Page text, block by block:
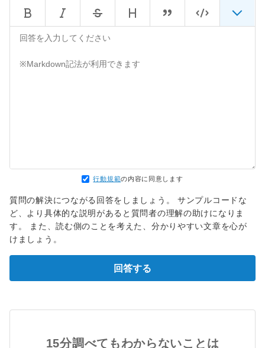
行動規範の内容に同意します
質問の解決につながる回答をしましょう。 サンプルコードな
ど、より具体的な説明があると質問者の理解の助けになりま
す。 また、読む側のことを考えた、分かりやすい文章を心が
けましょう。
回答する
15分調べてもわからないことは